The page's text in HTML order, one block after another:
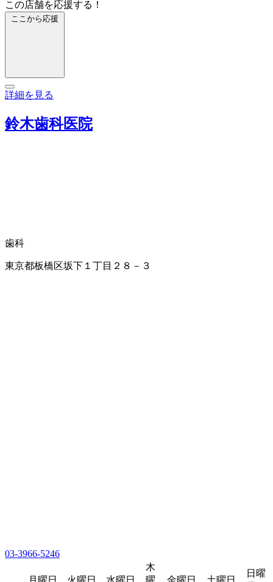
この店舗を応援する！
ここから応援
詳細を見る
鈴木歯科医院
歯科
東京都板橋区坂下１丁目２８－３
03-3966-5246
月曜日 火曜日 水曜日
木
曜
金曜日 土曜日
日曜